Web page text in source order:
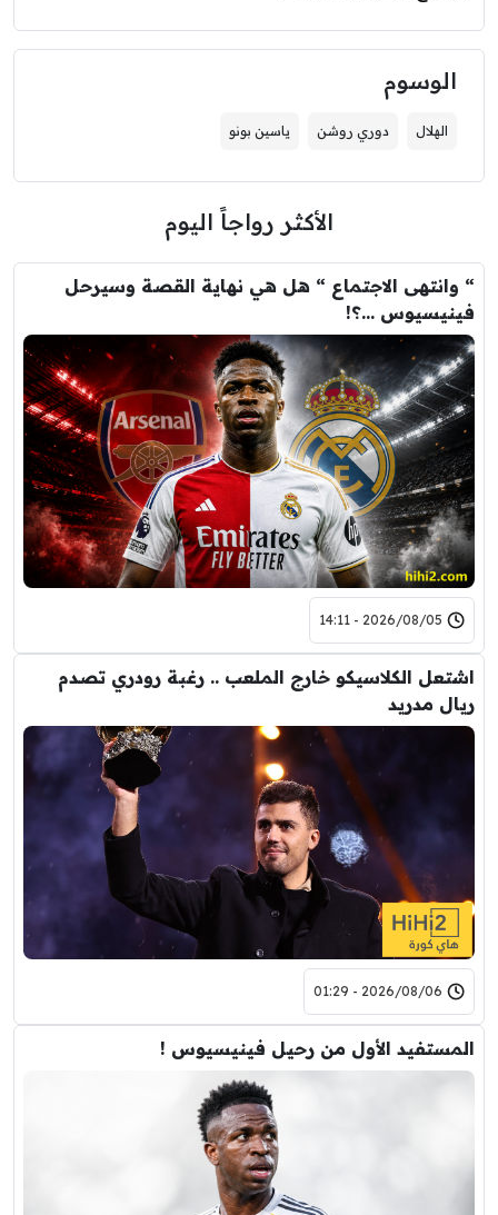
الوسوم
الهلال دوري روشن ياسين بونو
الأكثر رواجاً اليوم
“ وانتهى الاجتماع “ هل هي نهاية القصة وسيرحل
فينيسيوس …؟!
2026/08/05 - 14:11
اشتعل الكلاسيكو خارج الملعب .. رغبة رودري تصدم
ريال مدريد
2026/08/06 - 01:29
المستفيد الأول من رحيل فينيسيوس !